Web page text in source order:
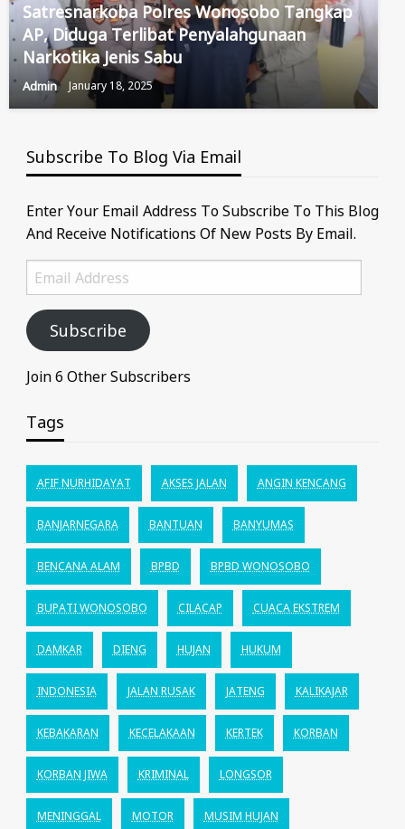
Satresnarkoba Polres Wonosobo Tangkap
AP, Diduga Terlibat Penyalahgunaan
Narkotika Jenis Sabu
Admin January 18, 2025
Subscribe To Blog Via Email
Enter Your Email Address To Subscribe To This Blog
And Receive Notifications Of New Posts By Email.
Email
Address
Subscribe
Join 6 Other Subscribers
Tags
AFIF NURHIDAYAT AKSES JALAN ANGIN KENCANG
BANJARNEGARA BANTUAN BANYUMAS
BENCANA ALAM BPBD BPBD WONOSOBO
BUPATI WONOSOBO CILACAP CUACA EKSTREM
DAMKAR DIENG HUJAN HUKUM
INDONESIA JALAN RUSAK JATENG KALIKAJAR
KEBAKARAN KECELAKAAN KERTEK KORBAN
KORBAN JIWA KRIMINAL LONGSOR
MENINGGAL MOTOR MUSIM HUJAN